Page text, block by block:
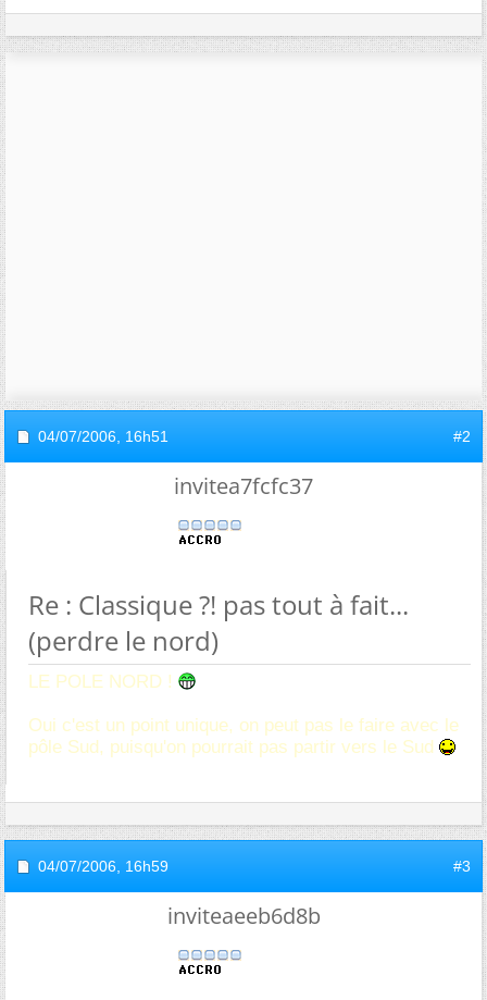
04/07/2006, 16h51 #2
invitea7fcfc37
Re : Classique ?! pas tout à fait...
(perdre le nord)
LE POLE NORD !
Oui c'est un point unique, on peut pas le faire avec le
pôle Sud, puisqu'on pourrait pas partir vers le Sud
04/07/2006, 16h59 #3
inviteaeeb6d8b